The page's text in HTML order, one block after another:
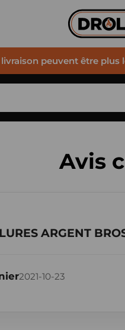
livraison peuvent être
Avis
ARGENT
2021-10-23